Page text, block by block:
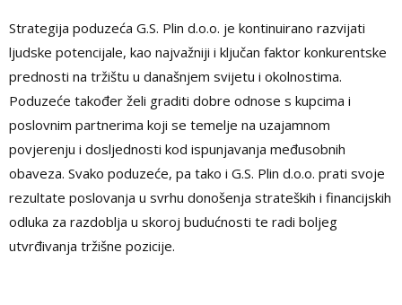
Strategija poduzeća G.S. Plin d.o.o. je kontinuirano razvijati
ljudske potencijale, kao najvažniji i ključan faktor konkurentske
prednosti na tržištu u današnjem svijetu i okolnostima.
Poduzeće također želi graditi dobre odnose s kupcima i
poslovnim partnerima koji se temelje na uzajamnom
povjerenju i dosljednosti kod ispunjavanja međusobnih
obaveza. Svako poduzeće, pa tako i G.S. Plin d.o.o. prati svoje
rezultate poslovanja u svrhu donošenja strateških i financijskih
odluka za razdoblja u skoroj budućnosti te radi boljeg
utvrđivanja tržišne pozicije.